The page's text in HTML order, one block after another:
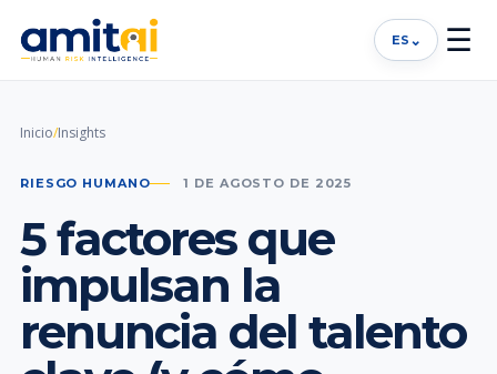
ES ⌄ ☰
Inicio/Insights
RIESGO HUMANO 1 DE AGOSTO DE 2025
5 factores que
impulsan la
renuncia del talento